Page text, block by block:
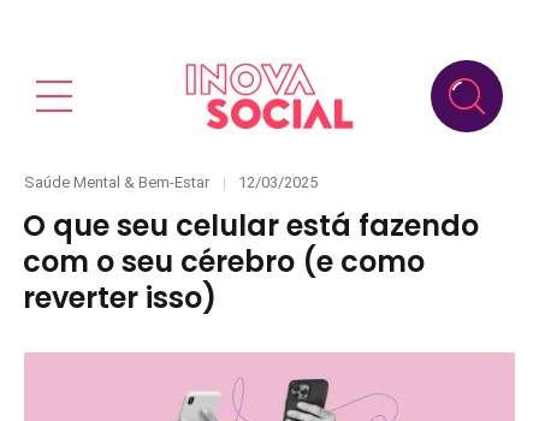
Categories
Saúde Mental & Bem-Estar
Posted
12/03/2025
O que seu celular está fazendo
com o seu cérebro (e como
reverter isso)